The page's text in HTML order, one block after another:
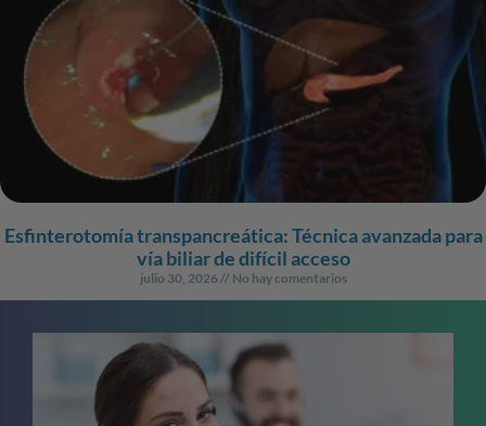
Esfinterotomía transpancreática: Técnica avanzada para
vía biliar de difícil acceso
julio 30, 2026 No hay comentarios